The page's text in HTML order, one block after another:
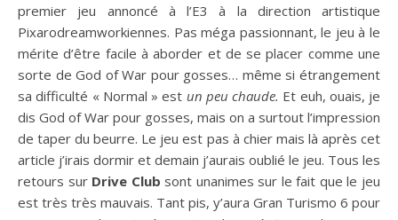
premier jeu annoncé à l’E3 à la direction artistique
Pixarodreamworkiennes. Pas méga passionnant, le jeu à le
mérite d’être facile à aborder et de se placer comme une
sorte de God of War pour gosses… même si étrangement
sa difficulté « Normal » est un peu chaude. Et euh, ouais, je
dis God of War pour gosses, mais on a surtout l’impression
de taper du beurre. Le jeu est pas à chier mais là après cet
article j’irais dormir et demain j’aurais oublié le jeu. Tous les
retours sur Drive Club sont unanimes sur le fait que le jeu
est très très mauvais. Tant pis, y’aura Gran Turismo 6 pour